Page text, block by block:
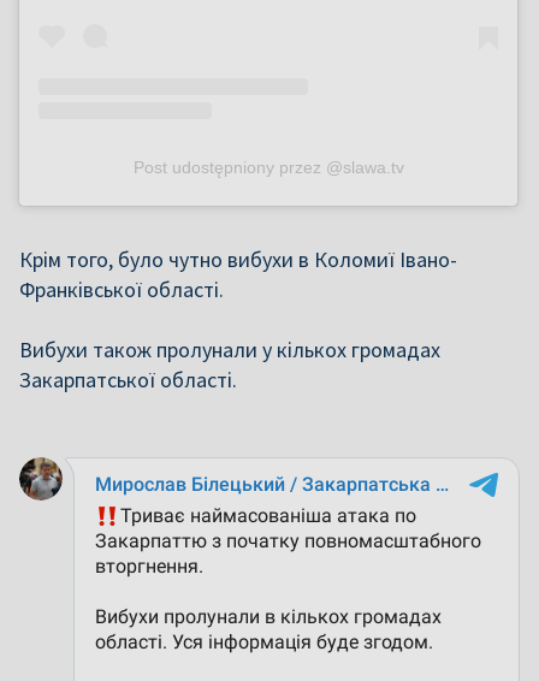
Post udostępniony przez @slawa.tv
Крім того, було чутно вибухи в Коломиї Івано-
Франківської області.
Вибухи також пролунали у кількох громадах
Закарпатської області.